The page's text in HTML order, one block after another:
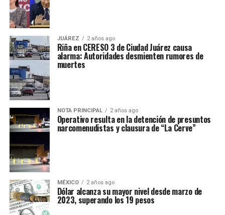
JUÁREZ 2 años ago
Riña en CERESO 3 de Ciudad Juárez causa
alarma: Autoridades desmienten rumores de
muertes
NOTA PRINCIPAL 2 años ago
Operativo resulta en la detención de presuntos
narcomenudistas y clausura de “La Cerve”
MÉXICO 2 años ago
Dólar alcanza su mayor nivel desde marzo de
2023, superando los 19 pesos